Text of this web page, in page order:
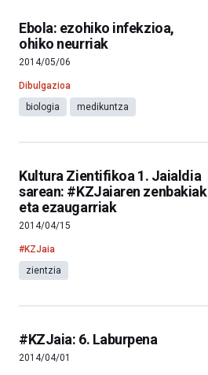
Ebola: ezohiko infekzioa,
ohiko neurriak
2014/05/06
Dibulgazioa
biologia
medikuntza
Kultura Zientifikoa 1. Jaialdia
sarean: #KZJaiaren zenbakiak
eta ezaugarriak
2014/04/15
#KZJaia
zientzia
#KZJaia: 6. Laburpena
2014/04/01